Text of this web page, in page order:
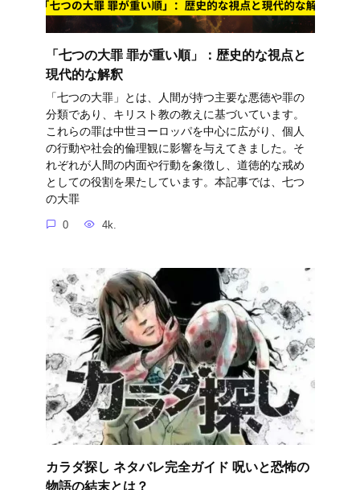
「七つの大罪 罪が重い順」：歴史的な視点と
現代的な解釈
「七つの大罪」とは、人間が持つ主要な悪徳や罪の
分類であり、キリスト教の教えに基づいています。
これらの罪は中世ヨーロッパを中心に広がり、個人
の行動や社会的倫理観に影響を与えてきました。そ
れぞれが人間の内面や行動を象徴し、道徳的な戒め
としての役割を果たしています。本記事では、七つ
の大罪
0 4k.
カラダ探し ネタバレ完全ガイド 呪いと恐怖の
物語の結末とは？